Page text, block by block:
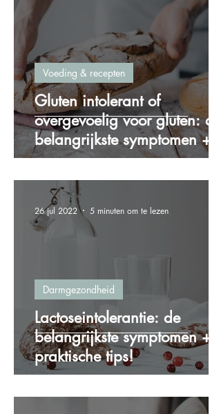
Gluten intolerant of
overgevoelig voor gluten: de
belangrijkste symptomen + 4
praktische tips!
Voeding & recepten
Lactoseintolerantie: de
belangrijkste symptomen + 5
praktische tips!
Darmgezondheid
26 jul 2022 5 minuten om te lezen